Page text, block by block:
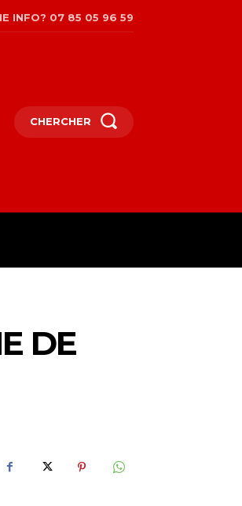
INFO? 07 85 05 96 59
CHERCHER
DE